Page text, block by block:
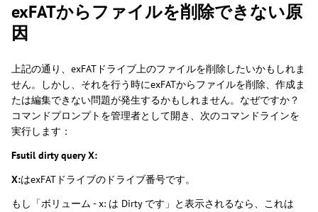
exFATからファイルを削除できない原
因
上記の通り、exFATドライブ上のファイルを削除したいかもしれま
せん。しかし、それを行う時にexFATからファイルを削除、作成ま
たは編集できない問題が発生するかもしれません。なぜですか？
コマンドプロンプトを管理者として開き、次のコマンドラインを
実行します：
Fsutil dirty query X:
X:はexFATドライブのドライブ番号です。
もし「ボリューム - x: は Dirty です」と表示されるなら、これは